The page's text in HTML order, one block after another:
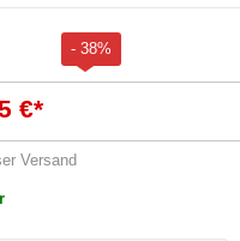
- 38%
€*
Versand